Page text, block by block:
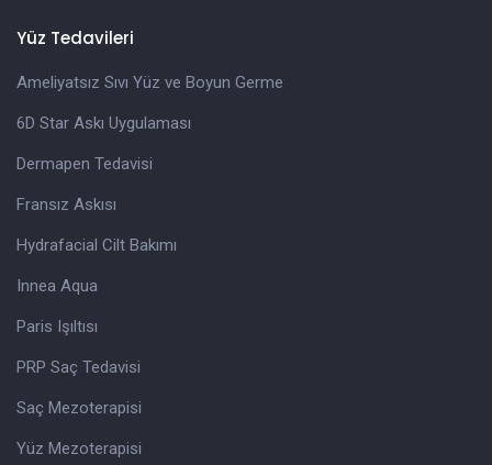
Yüz Tedavileri
Ameliyatsız Sıvı Yüz ve Boyun Germe
6D Star Askı Uygulaması
Dermapen Tedavisi
Fransız Askısı
Hydrafacial Cilt Bakımı
Innea Aqua
Paris Işıltısı
PRP Saç Tedavisi
Saç Mezoterapisi
Yüz Mezoterapisi